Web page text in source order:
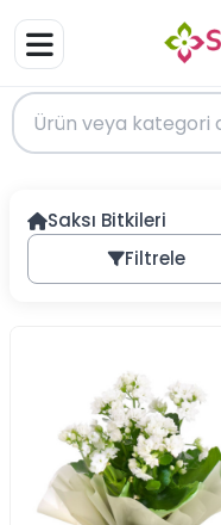
Saksı Bitkileri
Filtrele